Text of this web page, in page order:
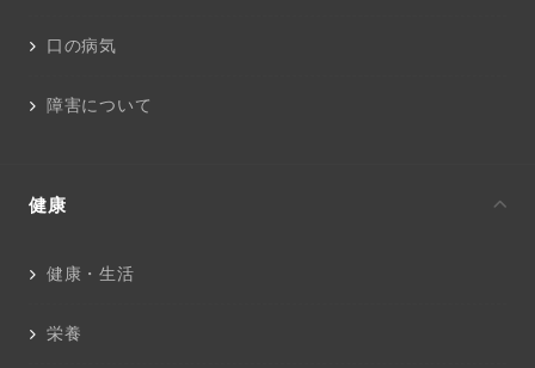
口の病気
障害について
健康
健康・生活
栄養